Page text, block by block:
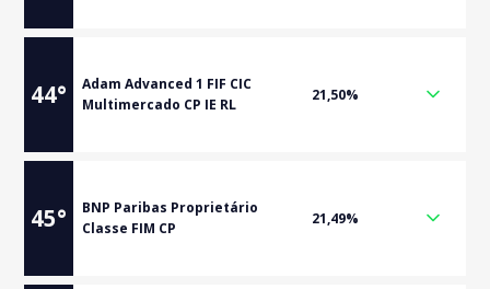
44°
Adam Advanced 1 FIF CIC
Multimercado CP IE RL
21,50%
45°
BNP Paribas Proprietário
Classe FIM CP
21,49%